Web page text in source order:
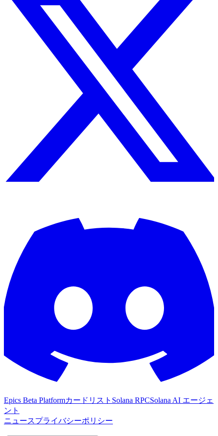
Epics Beta Platformカードリスト Solana RPCSolana AI エージェ
ント
ニュースプライバシーポリシー